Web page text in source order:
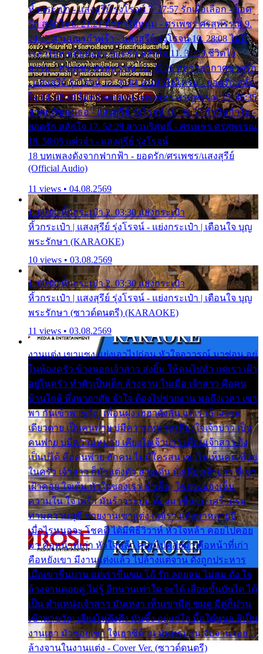
หิ้วกระเป๋า - แสงสุรีย์ รุ่งโรจน์ 7. 17:57 รักเผื่อเลือก - ยอด
รัก สลักใจ 8. 21:21 น้ำตาไอ้หนุ่ม - ศรเพชร ศรสุพรรณ 9.
24:27 สามเณรกำพร้า - แสงสุรีย์ รุ่งโรจน์ 10. 28:08 ไม่มี
เวลาไปหาเมียน้อย - ยอดรัก สลักใจ 11. 31:29 ชีวิตไอ้
ธรรม - ศรเพชร ศรสุพรรณ 12. 35:26 ทหารอากาศขาดรัก
- แสงสุรีย์ รุ่งโรจน์ 13. 39:01 คนหัวใจโทรม - ยอดรัก สลัก
ใจ 14. 42:49 ไอ้หวังตายแน่ - ศรเพชร ศรสุพรรณ 15. 46:35
ธาตุแท้ของเธอ - แสงสุรีย์ รุ่งโรจน์ 16. 49:57 กำนันกำใน -
ยอดรัก สลักใจ 17. 52:29 สาวบริสุทธิ์ - ศรเพชร ศรสุพรรณ
18. 56:05 แต๋วจ๋า - แสงสุรีย์ รุ่งโรจน์
18 บทเพลงดังจากฟากฟ้า - ยอดรัก/ศรเพชร/แสงสุรีย์
(Official Audio)
11 views • 04.08.2569
1. 00:00 หิ้วกระเป๋า 2. 03:30 แย่งกระเป๋า
หิ้วกระเป๋า | แสงสุรีย์ รุ่งโรจน์ - แย่งกระเป๋า | เตือนใจ บุญ
พระรักษา (KARAOKE)
10 views • 03.08.2569
1. 00:00 หิ้วกระเป๋า 2. 03:30 แย่งกระเป๋า
หิ้วกระเป๋า | แสงสุรีย์ รุ่งโรจน์ - แย่งกระเป๋า | เตือนใจ บุญ
พระรักษา (ซาวด์ดนตรี) (KARAOKE)
11 views • 03.08.2569
งานแต่ง เขาแซง แย่งเอาไปก่อน หัวใจอาวรณ์ มาซ่อน อยู่
ในห้องครัว ข้างนอกเจ้าสาว ส่งยิ้ม ให้คนไปทั่ว แต่เรา เฝ้า
อยู่ในครัว ทำตัวเป็นเด็ก ล้างจาน ในเมื่อ เจ้าสาว คือคน
บ้านใกล้ พึ่งพาอาศัย จำใจ ต้องไปช่วยงาน พอถึงเวลา เขา
พา กันเข้าพาขวัญ เพื่อนฝูง เฮฮาดังลั่น แต่เราล้างจาน
เดียวดาย เป็นคนพ่าย บ่มีความหมาย เคียงใจเจ้าบ่าว เป็น
คนพ่าย บ่มีความหมาย เคียงใจเจ้าบ่าว เพื่อนเจ้าสาว ยัง
เป็นบ่ได้ คือคนพ่าย ฮักคน ไม่มีใครสน เขาไม่เห็นคน ที่อยู่
ในครัว เจ้าสาว ก็มัวแต่งตัว สวยเด่น นั่งเคียงเจ้าบ่าว ที่เขา
เฝ้าคอย ใจเต้น หัวใจของเรา ลำเค็ญ ใครจะมองเห็น
ความใน ใจ เศร้า มันร้าวระบม ต้องมาขื่นขม เศร้าตรม
ท่ามความสุขี ช่วยงานเขาแต่ง แต่เรา แล้งมาหลายปี
เมื่อไรหนอจะ โชคดี ได้มีพิธีวิวาห์ หัวใจหล้า คอยไปคอย
มา คือหน้าที่เก่า หัวใจหล้า คอยไปคอยมา คือหน้าที่เก่า
คือหยังเขา มีงานแต่งแล้ว ไปล้างแต่จาน ดั่งถูกประหาร
เมื่อเขาชื่นบาน แต่เราขื่นขม โอ้ รัก ลอยลม ไม่สม ดัง ใจ
ล้างจานคอยคู่ ไม่รู้ อีกนานเท่าใด จะได้ เลื่อนขั้นบันได ได้
เป็น ตำแหน่งเจ้าสาว มันเหงา เห็นเขามีคู่ ซมดู มีคู่ก็ม่วน
เข้าพาขวัญ เสียงโห่ตึงตึง มันซึ้ง อยู่แก่ใจ มื้อใด๋หนอ สิเป็น
งานเฮา มัวซอยเขา ใจเฮาซิด้าน มันทรมาน จับจาน เอย…
ล้างจานในงานแต่ง - Cover Ver. (ซาวด์ดนตรี)